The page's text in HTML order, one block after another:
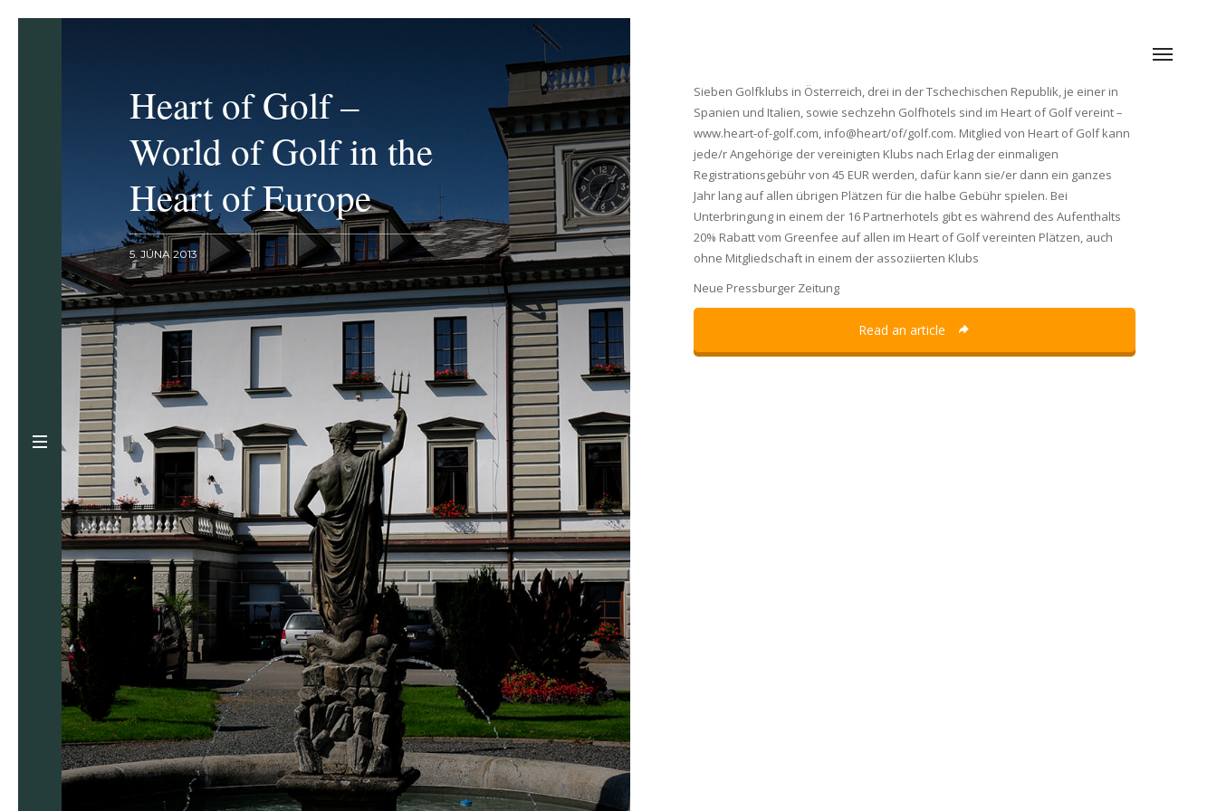
Heart of Golf –
World of Golf in the
Heart of Europe
5. JÚNA 2013
Sieben Golfklubs in Österreich, drei in der Tschechischen Republik, je einer in
Spanien und Italien, sowie sechzehn Golfhotels sind im Heart of Golf vereint –
www.heart-of-golf.com, info@heart/of/golf.com. Mitglied von Heart of Golf kann
jede/r Angehörige der vereinigten Klubs nach Erlag der einmaligen
Registrationsgebühr von 45 EUR werden, dafür kann sie/er dann ein ganzes
Jahr lang auf allen übrigen Plätzen für die halbe Gebühr spielen. Bei
Unterbringung in einem der 16 Partnerhotels gibt es während des Aufenthalts
20% Rabatt vom Greenfee auf allen im Heart of Golf vereinten Plätzen, auch
ohne Mitgliedschaft in einem der assoziierten Klubs
Neue Pressburger Zeitung
Read an article